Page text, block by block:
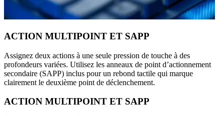
ACTION MULTIPOINT ET SAPP
Assignez deux actions à une seule pression de touche à des
profondeurs variées. Utilisez les anneaux de point d’actionnement
secondaire (SAPP) inclus pour un rebond tactile qui marque
clairement le deuxième point de déclenchement.
ACTION MULTIPOINT ET SAPP